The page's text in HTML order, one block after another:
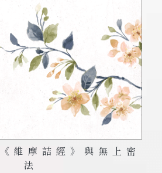
摩詰經》與無上密
法